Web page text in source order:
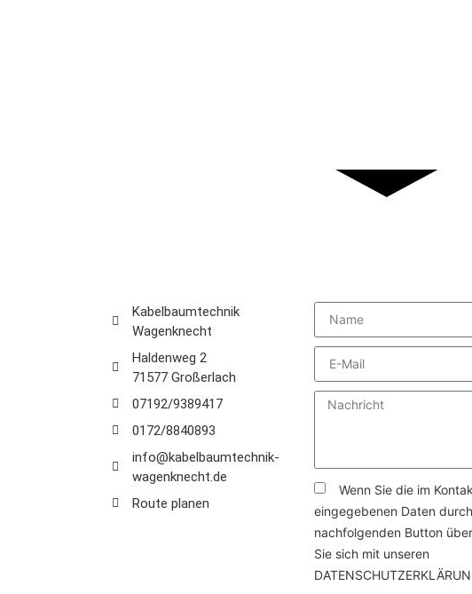
Kabelbaumtechnik
Wagenknecht
Haldenweg 2
71577 Großerlach
07192/9389417
0172/8840893
info@kabelbaumtechnik-
wagenknecht.de
Route planen
Wenn Sie die im
eingegebenen Daten
nachfolgenden Button
Sie sich mit unseren